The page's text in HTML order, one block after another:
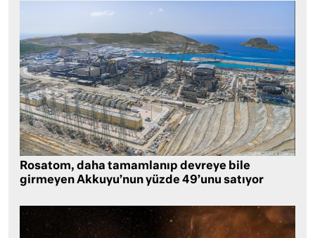
Rosatom, daha tamamlanıp devreye bile
girmeyen Akkuyu’nun yüzde 49’unu satıyor